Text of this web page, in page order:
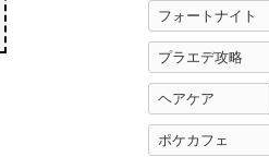
フォートナイト
プラエデ攻略
ヘアケア
ポケカフェ